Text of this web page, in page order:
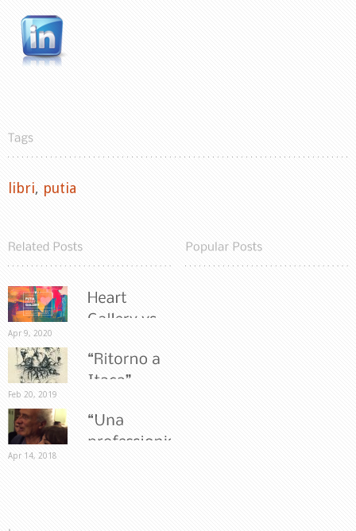
libri, putia
Apr 9, 2020
Feb 20, 2019
Apr 14, 2018